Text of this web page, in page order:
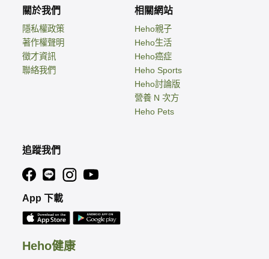
Heho健康
關於我們
隱私權政策
著作權聲明
徵才資訊
聯絡我們
相關網站
Heho親子
Heho生活
Heho癌症
Heho Sports
Heho討論版
營養 N 次方
Heho Pets
追蹤我們
App 下載